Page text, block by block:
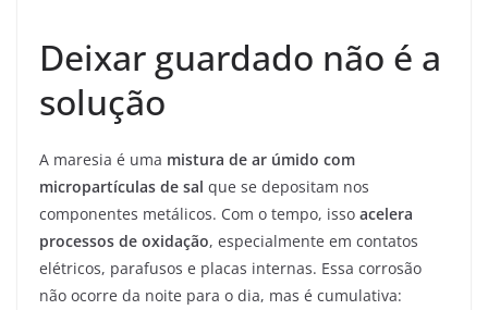
Deixar guardado não é a
solução
A maresia é uma mistura de ar úmido com
micropartículas de sal que se depositam nos
componentes metálicos. Com o tempo, isso acelera
processos de oxidação, especialmente em contatos
elétricos, parafusos e placas internas. Essa corrosão
não ocorre da noite para o dia, mas é cumulativa: